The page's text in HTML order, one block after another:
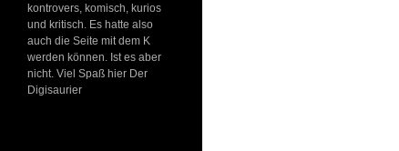
kontrovers, komisch, kurios
und kritisch. Es hatte also
auch die Seite mit dem K
werden können. Ist es aber
nicht. Viel Spaß hier Der
Digisaurier